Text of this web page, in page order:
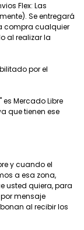
Flex: Las
Se entregará
compra cualquier
al realizar la
por el
Mercado Libre
que tienen ese
y cuando el
a esa zona,
usted quiera, para
mensaje
al recibir los